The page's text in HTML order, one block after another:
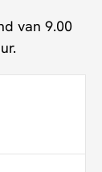
van 9.00